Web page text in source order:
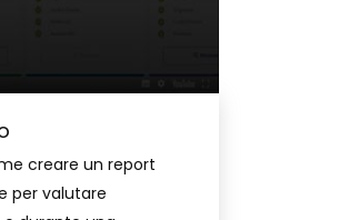
creare un report
per valutare